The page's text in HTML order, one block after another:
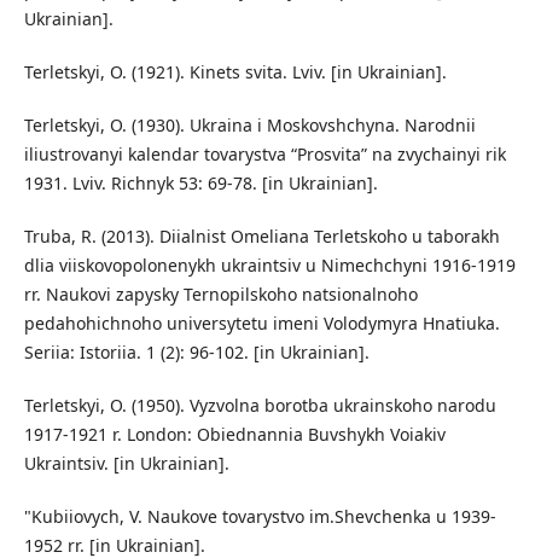
Ukrainian].
Terletskyi, O. (1921). Kinets svita. Lviv. [in Ukrainian].
Terletskyi, O. (1930). Ukraina i Moskovshchyna. Narodnii
iliustrovanyi kalendar tovarystva “Prosvita” na zvychainyi rik
1931. Lviv. Richnyk 53: 69-78. [in Ukrainian].
Truba, R. (2013). Diialnist Omeliana Terletskoho u taborakh
dlia viiskovopolonenykh ukraintsiv u Nimechchyni 1916-1919
rr. Naukovi zapysky Ternopilskoho natsionalnoho
pedahohichnoho universytetu imeni Volodymyra Hnatiuka.
Seriia: Istoriia. 1 (2): 96-102. [in Ukrainian].
Terletskyi, O. (1950). Vyzvolna borotba ukrainskoho narodu
1917-1921 r. London: Obiednannia Buvshykh Voiakiv
Ukraintsiv. [in Ukrainian].
"Kubiiovych, V. Naukove tovarystvo im.Shevchenka u 1939-
1952 rr. [in Ukrainian].